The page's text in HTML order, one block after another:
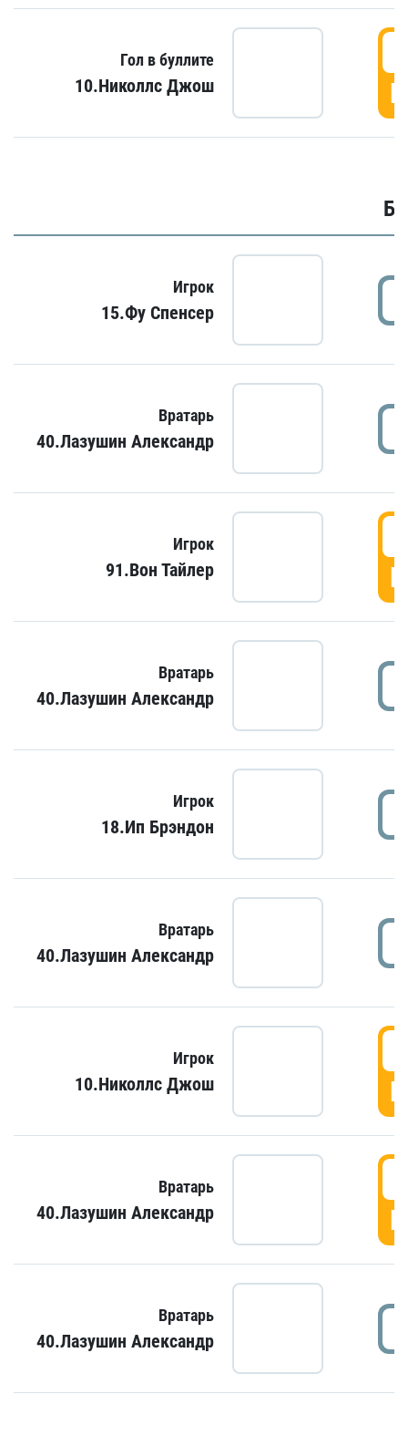
Гол в буллите
10.Николлс Джош
Игрок
15.Фу Спенсер
Вратарь
40.Лазушин Александр
Игрок
91.Вон Тайлер
Вратарь
40.Лазушин Александр
Игрок
18.Ип Брэндон
Вратарь
40.Лазушин Александр
Игрок
10.Николлс Джош
Вратарь
40.Лазушин Александр
Вратарь
40.Лазушин Александр